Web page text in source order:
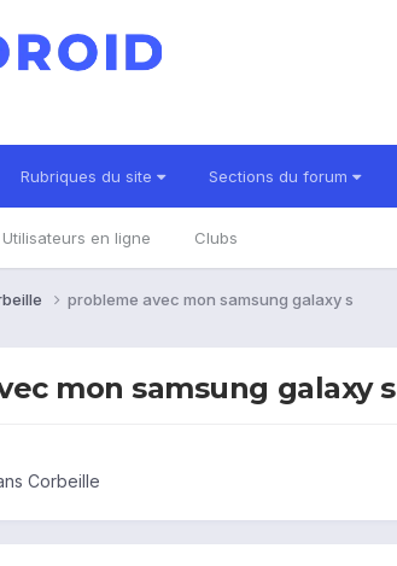
Rubriques du site Sections du forum
Utilisateurs en ligne Clubs
probleme avec mon samsung galaxy s
mon samsung galaxy s
Corbeille